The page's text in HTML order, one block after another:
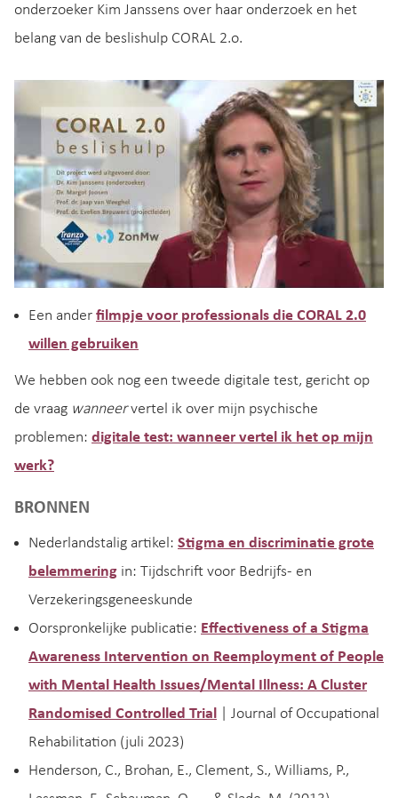
onderzoeker Kim Janssens over haar onderzoek en het
belang van de beslishulp CORAL 2.o.
Een ander filmpje voor professionals die CORAL 2.0
willen gebruiken
We hebben ook nog een tweede digitale test, gericht op
de vraag wanneervertel ik over mijn psychische
problemen: digitale test: wanneer vertel ik het op mijn
werk?
BRONNEN
Nederlandstalig artikel: Stigma en discriminatie grote
belemmering in: Tijdschrift voor Bedrijfs- en
Verzekeringsgeneeskunde
Oorspronkelijke publicatie: Effectiveness of a Stigma
Awareness Intervention on Reemployment of People
with Mental Health Issues/Mental Illness: A Cluster
Randomised Controlled Trial
| Journal of Occupational
Rehabilitation (juli 2023)
Henderson, C., Brohan, E., Clement, S., Williams, P.,